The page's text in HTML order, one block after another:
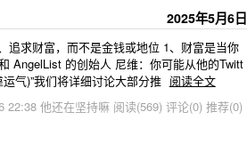
2025年5月6日
追求财富，而不是金钱或地位 1、财富是当你
AngelList 的创始人 尼维：你可能从他的Twitt
气)”我们将详细讨论大部分推 阅读全文
22:38 他还在坚持嘛 阅读(569) 评论(0) 推荐(0)